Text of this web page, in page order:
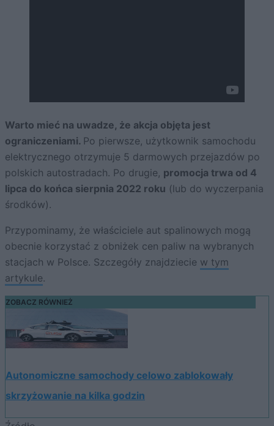
Warto mieć na uwadze, że akcja objęta jest
ograniczeniami. Po pierwsze, użytkownik samochodu
elektrycznego otrzymuje 5 darmowych przejazdów po
polskich autostradach. Po drugie, promocja trwa od 4
lipca do końca sierpnia 2022 roku (lub do wyczerpania
środków).
Przypominamy, że właściciele aut spalinowych mogą
obecnie korzystać z obniżek cen paliw na wybranych
stacjach w Polsce. Szczegóły znajdziecie w tym
artykule.
ZOBACZ RÓWNIEŻ
Autonomiczne samochody celowo zablokowały
skrzyżowanie na kilka godzin